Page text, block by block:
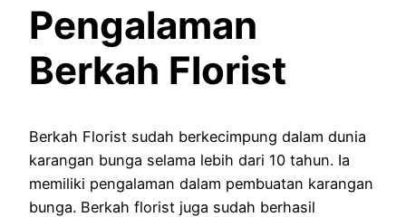
Pengalaman
Berkah Florist
Berkah Florist sudah berkecimpung dalam dunia
karangan bunga selama lebih dari 10 tahun. Ia
memiliki pengalaman dalam pembuatan karangan
bunga. Berkah florist juga sudah berhasil